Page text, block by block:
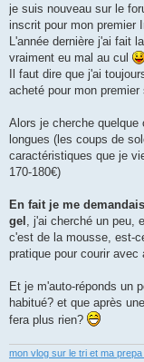
a
g
n
o
l
u
je suis nouveau sur le
inscrit pour mon premier
L'année dernière j'ai fait
vraiment eu mal au cul
Il faut dire que j'ai
acheté pour mon premier
Alors je cherche
longues (les coups de
caractéristiques que je
170-180€)
En fait je me
gel , j'ai cherché un
c'est de la mousse, est-
pratique pour courir avec
Et je m'auto-réponds un
habitué? et que après
fera plus rien?
mon vlog sur le tri et ma prepa